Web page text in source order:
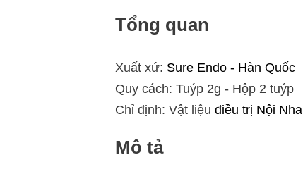
Tổng quan
Xuất xứ: Sure Endo - Hàn Quốc
Quy cách: Tuýp 2g - Hộp 2 tuýp
Chỉ định: Vật liệu điều trị Nội Nha
Mô tả